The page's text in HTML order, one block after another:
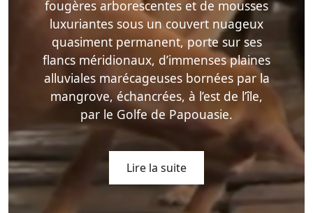
fougères arborescentes et de mousses
luxuriantes sous un couvert nuageux
quasiment permanent, porte sur ses
flancs méridionaux, d’immenses plaines
alluviales marécageuses bornées par la
mangrove, échancrées, à l’est de l’île,
par le Golfe de Papouasie.
Lire la suite